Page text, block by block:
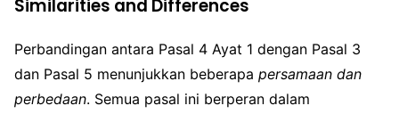
Similarities and Differences
Perbandingan antara Pasal 4 Ayat 1 dengan Pasal 3
dan Pasal 5 menunjukkan beberapa persamaan dan
perbedaan. Semua pasal ini berperan dalam